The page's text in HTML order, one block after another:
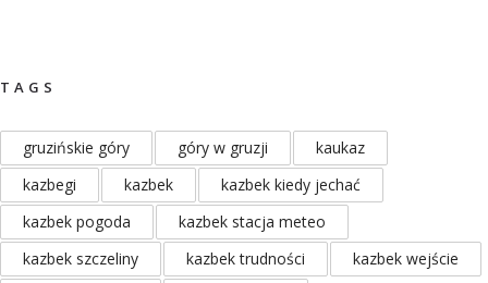
TAGS
gruzińskie góry góry w gruzji
kaukaz
kazbegi
kazbek
kazbek kiedy jechać
kazbek pogoda
kazbek stacja meteo
kazbek szczeliny
kazbek trudności
kazbek wejście